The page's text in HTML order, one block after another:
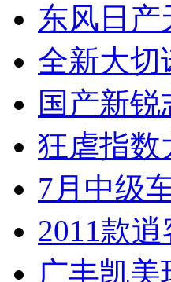
东风日产
全新大
国产新
狂虐指数
7月中级
2011款
广丰凯